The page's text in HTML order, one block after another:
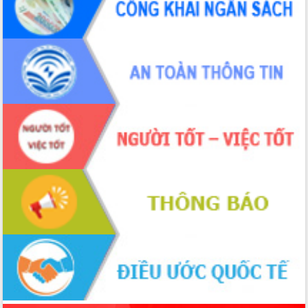
Đắk Lắk”
Tăng cường giám sát, đôn đốc thực
hiện nhiệm vụ quản lý tài sản công
hàng tuần
Tháo gỡ những vướng mắc, đẩy mạnh
công tác cải cách thủ tục hành chính
tại Trung tâm Phục vụ hành chính
công tỉnh
Đắk Lắk: Tôn vinh 46 giải pháp tại Hội
thi Sáng tạo Kỹ thuật 2024 - 2025
Đắk Lắk rà soát, điều chỉnh Đề án 190
về phát triển nuôi trồng thủy sản
Phó Chủ tịch UBND tỉnh Đắk Lắk
Trương Công Thái kiểm tra thực địa
Dự án cao tốc Khánh Hòa - Buôn Ma
Thuột
Định vị cà phê Việt Nam như một “di
sản sống” trong dòng chảy toàn cầu
Xây dựng nông thôn mới: Nâng cao đời
sống người dân từ những mô hình thiết